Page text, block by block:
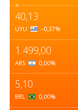
=
40,13
UYU –0,37%
1.499,00
ARS 0,00%
5,10
BRL 0,00%